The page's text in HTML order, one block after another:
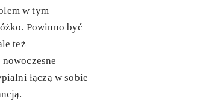
w tym
Powinno być
też
łączą w sobie